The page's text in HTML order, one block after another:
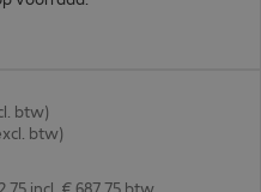
btw)
btw)
incl. € 687,75 btw